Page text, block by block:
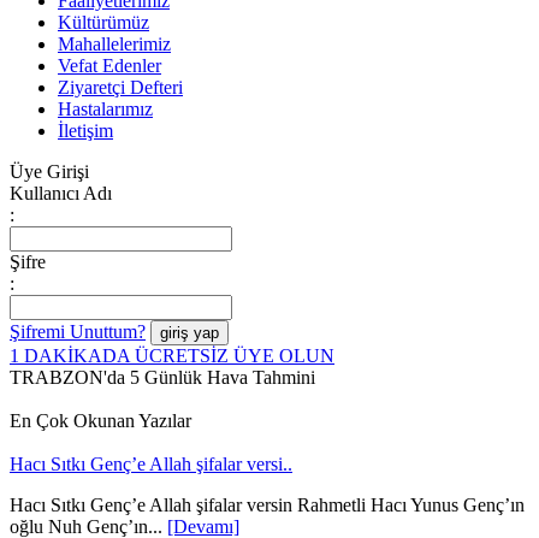
Kültürümüz
Mahallelerimiz
Vefat Edenler
Ziyaretçi Defteri
Hastalarımız
İletişim
Üye Girişi
Kullanıcı Adı
:
Şifre
:
Şifremi Unuttum?
1 DAKİKADA ÜCRETSİZ ÜYE OLUN
TRABZON'da 5 Günlük Hava Tahmini
En Çok Okunan Yazılar
Hacı Sıtkı Genç’e Allah şifalar versi..
Hacı Sıtkı Genç’e Allah şifalar versin Rahmetli Hacı Yunus Genç’ın
oğlu Nuh Genç’ın... [Devamı]